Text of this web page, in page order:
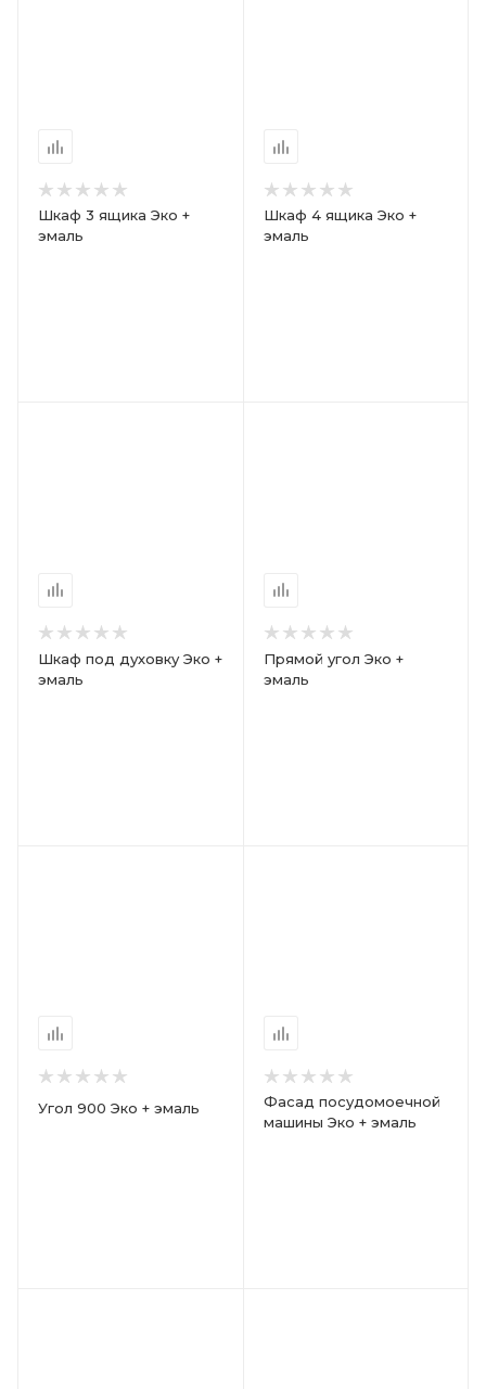
Шкаф 3 ящика Эко +
эмаль
Шкаф 4 ящика Эко +
эмаль
Шкаф под духовку Эко +
эмаль
Прямой угол Эко +
эмаль
Угол 900 Эко + эмаль
Фасад посудомоечной
машины Эко + эмаль